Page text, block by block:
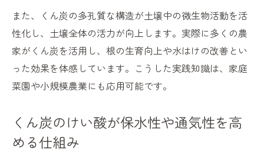
ト
土壌改良を目指すならけい酸くん炭の活用を
けい酸くん炭が土壌改良に向く理由
けい酸含有くん炭の効果的な土壌混和方法
み
けい酸くん炭で連作障害を防ぐポイント
また、くん炭の多孔質な構造が土壌中の微生物活動を活
性化し、土壌全体の活力が向上します。実際に多くの農
家がくん炭を活用し、根の生育向上や水はけの改善とい
った効果を体感しています。こうした実践知識は、家庭
菜園や小規模農業にも応用可能です。
くん炭のけい酸が保水性や通気性を高
める仕組み